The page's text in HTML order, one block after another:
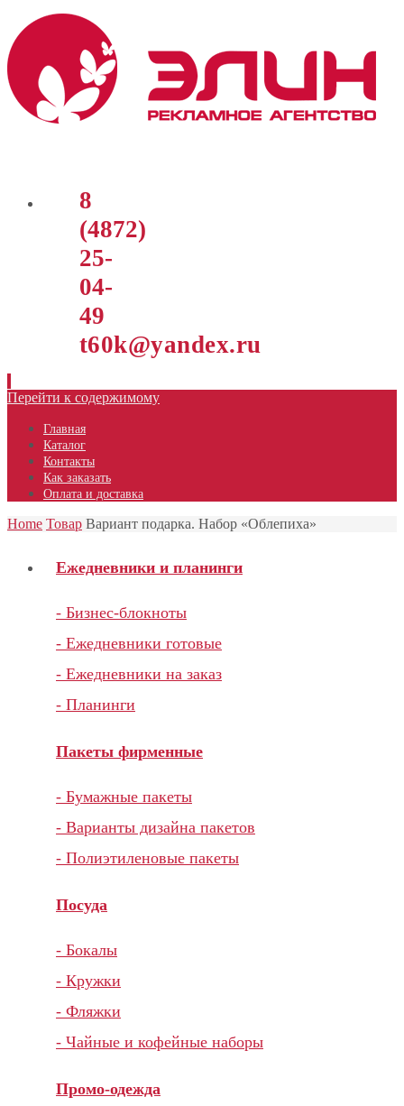
8
(4872)
25-
04-
49
t60k@yandex.ru
Перейти к содержимому
Главная
Каталог
Контакты
Как заказать
Оплата и доставка
Home Товар Вариант подарка. Набор «Облепиха»
Ежедневники и планинги
- Бизнес-блокноты
- Ежедневники готовые
- Ежедневники на заказ
- Планинги
Пакеты фирменные
- Бумажные пакеты
- Варианты дизайна пакетов
- Полиэтиленовые пакеты
Посуда
- Бокалы
- Кружки
- Фляжки
- Чайные и кофейные наборы
Промо-одежда